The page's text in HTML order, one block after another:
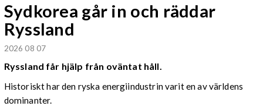
Sydkorea går in och räddar
Ryssland
2026 08 07
Ryssland får hjälp från oväntat håll.
Historiskt har den ryska energiindustrin varit en av världens
dominanter.